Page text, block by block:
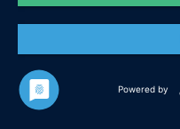
Powered by